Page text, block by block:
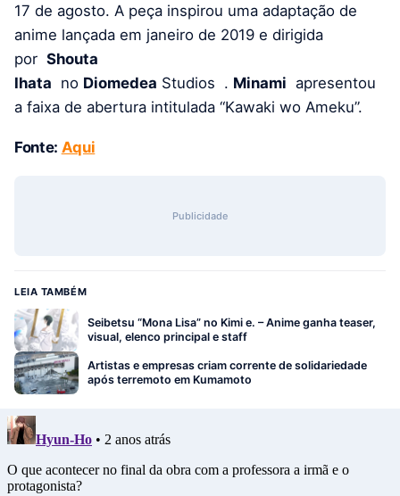
17 de agosto. A peça inspirou uma adaptação de
anime lançada em janeiro de 2019 e dirigida
por Shouta
Ihata no Diomedea Studios . Minami apresentou
a faixa de abertura intitulada “Kawaki wo Ameku”.
Fonte: Aqui
Publicidade
LEIA TAMBÉM
Seibetsu “Mona Lisa” no Kimi e. – Anime ganha teaser,
visual, elenco principal e staff
Artistas e empresas criam corrente de solidariedade
após terremoto em Kumamoto